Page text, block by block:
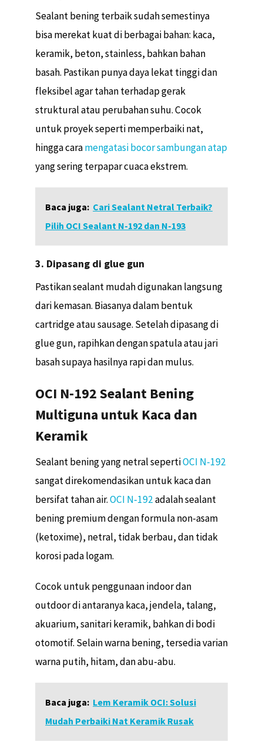
Sealant bening terbaik sudah semestinya
bisa merekat kuat di berbagai bahan: kaca,
keramik, beton, stainless, bahkan bahan
basah. Pastikan punya daya lekat tinggi dan
fleksibel agar tahan terhadap gerak
struktural atau perubahan suhu. Cocok
untuk proyek seperti memperbaiki nat,
hingga caramengatasi bocor sambungan atap
yang sering terpapar cuaca ekstrem.
Baca juga: Cari Sealant Netral Terbaik?
Pilih OCI Sealant N-192 dan N-193
3. Dipasang di glue gun
Pastikan sealant mudah digunakan langsung
dari kemasan. Biasanya dalam bentuk
cartridge atau sausage. Setelah dipasang di
glue gun, rapihkan dengan spatula atau jari
basah supaya hasilnya rapi dan mulus.
OCI N‑192 Sealant Bening
Multiguna untuk Kaca dan
Keramik
Sealant bening yang netral sepertiOCI N-192
sangat direkomendasikan untuk kaca dan
bersifat tahan air.OCI N‑192adalah sealant
bening premium dengan formula non-asam
(ketoxime), netral, tidak berbau, dan tidak
korosi pada logam.
Cocok untuk penggunaan indoor dan
outdoor di antaranya kaca, jendela, talang,
akuarium, sanitari keramik, bahkan di bodi
otomotif. Selain warna bening, tersedia varian
warna putih, hitam, dan abu-abu.
Baca juga: Lem Keramik OCI: Solusi
Mudah Perbaiki Nat Keramik Rusak